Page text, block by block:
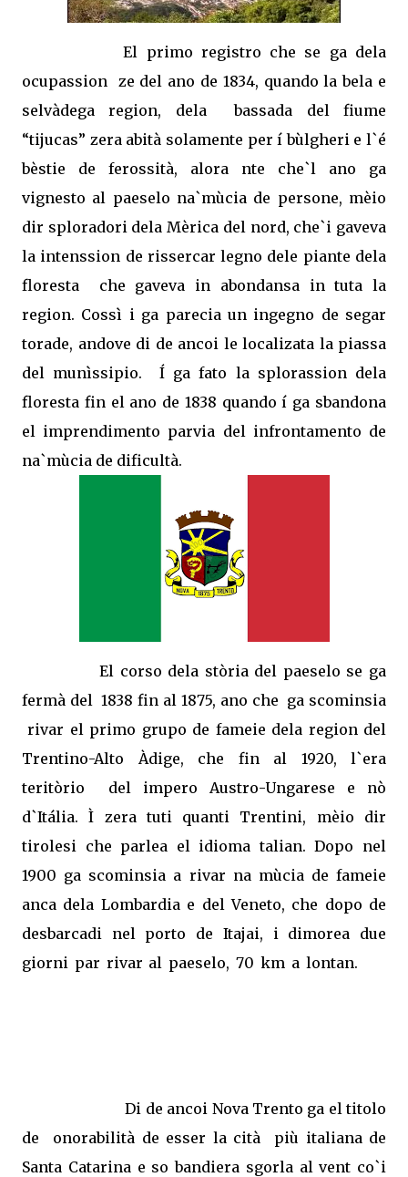
El primo registro che se ga dela
ocupassion ze del ano de 1834, quando la bela e
selvàdega region, dela
bassada del fiume
“tijucas” zera abità solamente per í bùlgheri e l`é
bèstie de ferossità, alora nte che`l ano ga
vignesto al paeselo na`mùcia de persone, mèio
dir sploradori dela Mèrica del nord, che`i gaveva
la intenssion de rissercar legno dele piante dela
floresta
che gaveva in abondansa in tuta la
region. Cossì i ga parecia un ingegno de segar
torade, andove di de ancoi le localizata la piassa
del munìssipio.
Í ga fato la splorassion dela
floresta fin el ano de 1838 quando í ga sbandona
el imprendimento parvia del infrontamento de
na`mùcia de dificultà.
El corso dela stòria del paeselo se ga
fermà del 1838 fin al 1875, ano che ga scominsia
rivar el primo grupo de fameie dela region del
Trentino-Alto Àdige, che fin al 1920, l`era
teritòrio
del impero Austro-Ungarese e nò
d`Itália. Ì zera tuti quanti Trentini, mèio dir
tirolesi che parlea el idioma talian. Dopo nel
1900 ga scominsia a rivar na mùcia de fameie
anca dela Lombardia e del Veneto, che dopo de
desbarcadi nel porto de Itajai, i dimorea due
giorni par rivar al paeselo, 70 km a lontan.
Di de ancoi Nova Trento ga el titolo
de
onorabilità de esser la cità
più italiana de
Santa Catarina e so bandiera sgorla al vent co`i